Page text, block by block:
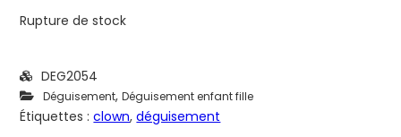
Rupture de stock
DEG2054
Déguisement,Déguisement enfant fille
Étiquettes :clown,déguisement